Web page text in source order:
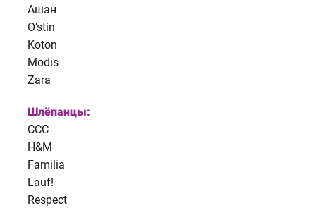
Ашан
O’stin
Koton
Modis
Zara
Шлёпанцы:
CCC
H&M
Familia
Lauf!
Respect